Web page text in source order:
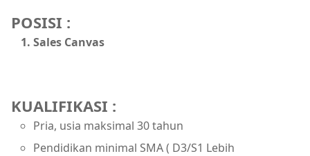
POSISI :
Sales Canvas
KUALIFIKASI :
Pria, usia maksimal 30 tahun
Pendidikan minimal SMA ( D3/S1 Lebih